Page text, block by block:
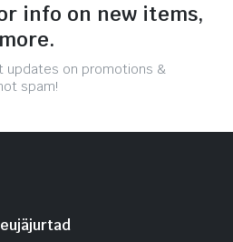
info on new items,
updates on promotions &
spam!